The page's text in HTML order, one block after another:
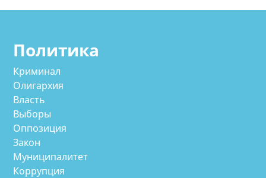
Политика
Криминал
Олигархия
Власть
Выборы
Оппозиция
Закон
Муниципалитет
Коррупция